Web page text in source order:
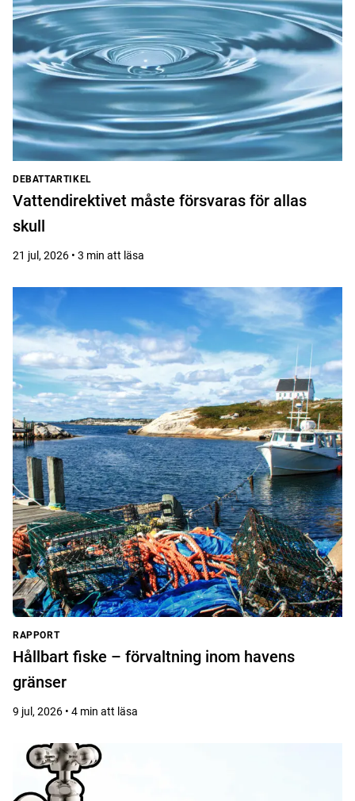
DEBATTARTIKEL
Vattendirektivet måste försvaras för allas
skull
21 jul, 2026 • 3 min att läsa
RAPPORT
Hållbart fiske – förvaltning inom havens
gränser
9 jul, 2026 • 4 min att läsa